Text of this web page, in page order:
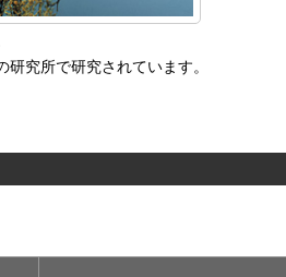
究所で研究されています。